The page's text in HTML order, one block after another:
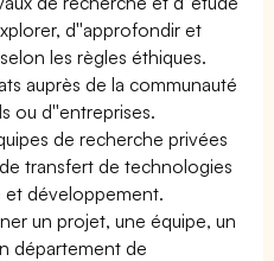
d''approfondir et
les règles éthiques.
auprès de la communauté
ou d''entreprises.
de recherche privées
transfert de technologies
et développement.
un projet, une équipe, un
département de